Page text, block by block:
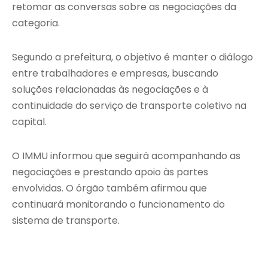
retomar as conversas sobre as negociações da
categoria.
Segundo a prefeitura, o objetivo é manter o diálogo
entre trabalhadores e empresas, buscando
soluções relacionadas às negociações e à
continuidade do serviço de transporte coletivo na
capital.
O IMMU informou que seguirá acompanhando as
negociações e prestando apoio às partes
envolvidas. O órgão também afirmou que
continuará monitorando o funcionamento do
sistema de transporte.